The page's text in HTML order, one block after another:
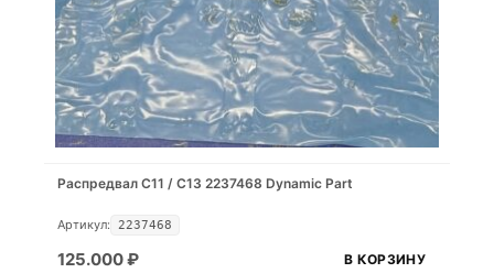
Распредвал С11 / С13 2237468 Dynamic Part
Артикул: 2237468
125.000₽ В КОРЗИНУ